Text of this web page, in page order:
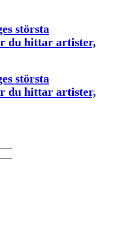
största
du hittar artister,
största
du hittar artister,